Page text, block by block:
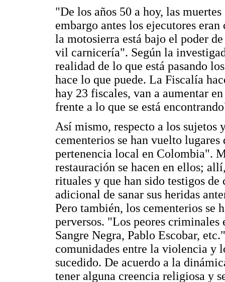
"De los años 50 a hoy, las
embargo antes los ejecutores
la motosierra está bajo el poder
vil carnicería". Según la
realidad de lo que está pasando
hace lo que puede. La Fiscalía
hay 23 fiscales, van a aumentar
frente a lo que se está
Así mismo, respecto a los sujetos
cementerios se han vuelto
pertenencia local en Colombia".
restauración se hacen en ellos;
rituales y que han sido testigos
adicional de sanar sus heridas
Pero también, los cementerios se
perversos. "Los peores criminales
Sangre Negra, Pablo Escobar,
comunidades entre la violencia y
sucedido. De acuerdo a la
tener alguna creencia religiosa y